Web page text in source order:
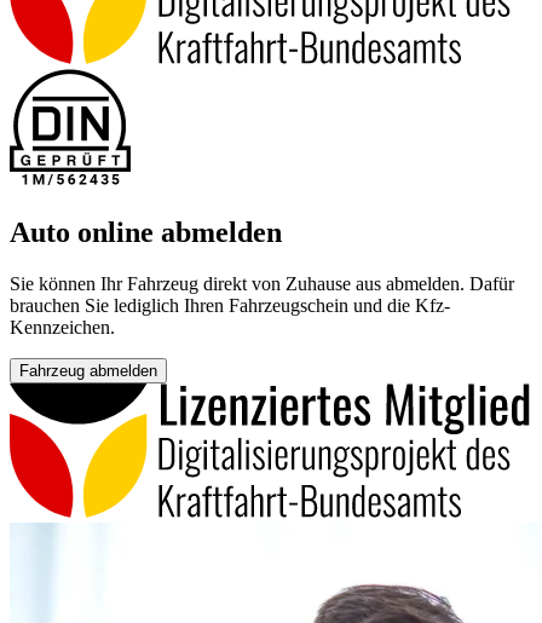
Auto online abmelden
Sie können Ihr Fahrzeug direkt von Zuhause aus abmelden. Dafür
brauchen Sie lediglich Ihren Fahrzeugschein und die Kfz-
Kennzeichen.
Fahrzeug abmelden